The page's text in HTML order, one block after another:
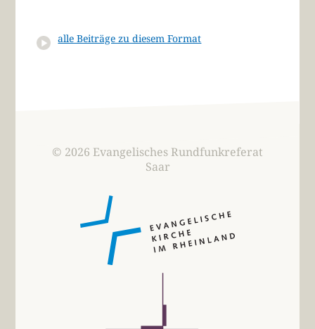
alle Beiträge zu diesem Format
© 2026 Evangelisches Rundfunkreferat
Saar